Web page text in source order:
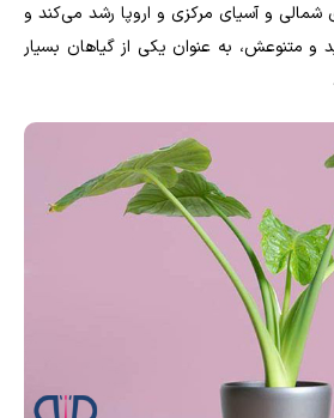
شمالی و آسیای مرکزی و اروپا رشد می‌کند و
و متنوعش، به عنوان یکی از گیاهان بسیار